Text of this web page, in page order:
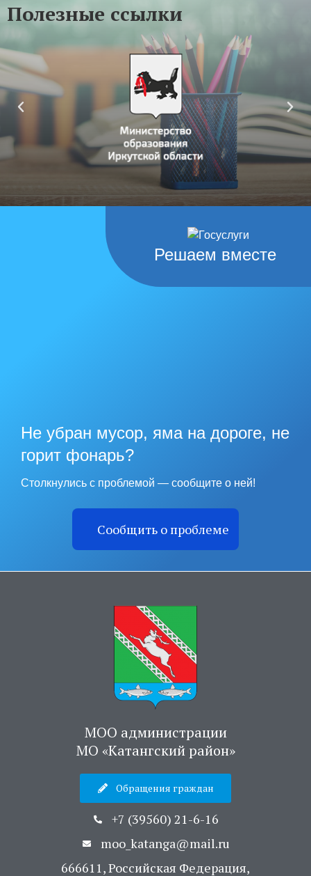
Полезные ссылки
Решаем вместе
Не убран мусор, яма на дороге, не
горит фонарь?
Столкнулись с проблемой — сообщите о ней!
Сообщить о проблеме
МОО администрации
МО «Катангский район»
Обращения граждан
+7 (39560) 21-6-16
moo_katanga@mail.ru
666611, Российская Федерация,